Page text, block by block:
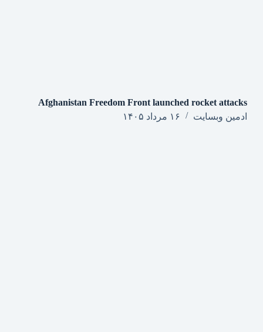
Afghanistan Freedom Front launched rocket attacks
ادمین وبسایت
۱۶ مرداد ۱۴۰۵